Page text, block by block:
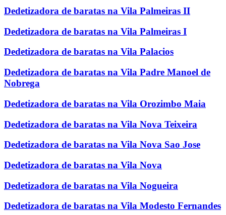
Dedetizadora de baratas na Vila Palmeiras II
Dedetizadora de baratas na Vila Palmeiras I
Dedetizadora de baratas na Vila Palacios
Dedetizadora de baratas na Vila Padre Manoel de
Nobrega
Dedetizadora de baratas na Vila Orozimbo Maia
Dedetizadora de baratas na Vila Nova Teixeira
Dedetizadora de baratas na Vila Nova Sao Jose
Dedetizadora de baratas na Vila Nova
Dedetizadora de baratas na Vila Nogueira
Dedetizadora de baratas na Vila Modesto Fernandes